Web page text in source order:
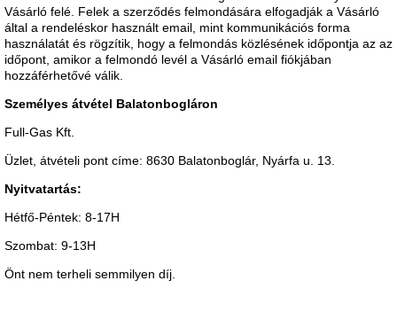
Vásárló felé. Felek a szerződés felmondására elfogadják a Vásárló
által a rendeléskor használt email, mint kommunikációs forma
használatát és rögzítik, hogy a felmondás közlésének időpontja az az
időpont, amikor a felmondó levél a Vásárló email fiókjában
hozzáférhetővé válik.
Személyes átvétel Balatonbogláron
Full-Gas Kft.
Üzlet, átvételi pont címe: 8630 Balatonboglár, Nyárfa u. 13.
Nyitvatartás:
Hétfő-Péntek: 8-17H
Szombat: 9-13H
Önt nem terheli semmilyen díj.